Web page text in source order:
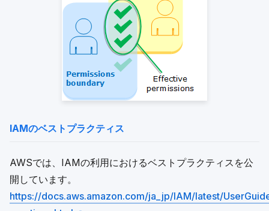
IAMのベストプラクティス
AWSでは、IAMの利用におけるベストプラクティスを公
開しています。
https://docs.aws.amazon.com/ja_jp/IAM/latest/